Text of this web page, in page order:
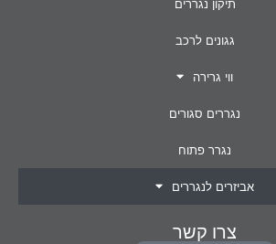
תיקון נגררים
גגונים לרכב
ווי גרירה
נגררים סגורים
נגרר פתוח
אביזרים לנגררים
צרו קשר